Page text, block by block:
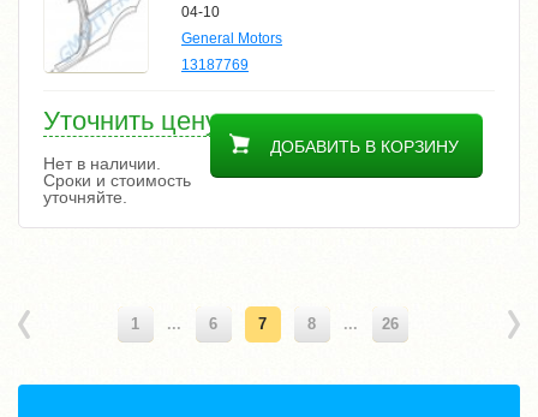
04-10
General Motors
13187769
Уточнить цену
ДОБАВИТЬ В КОРЗИНУ
Нет в наличии.
Сроки и стоимость
уточняйте.
1 ... 6 7 8 ... 26